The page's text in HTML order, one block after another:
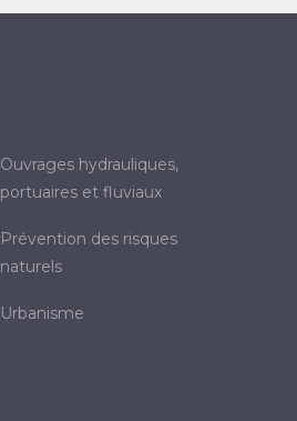
ouvrages hydrauliques,
portuaires et fluviaux
prévention des risques
naturels
urbanisme